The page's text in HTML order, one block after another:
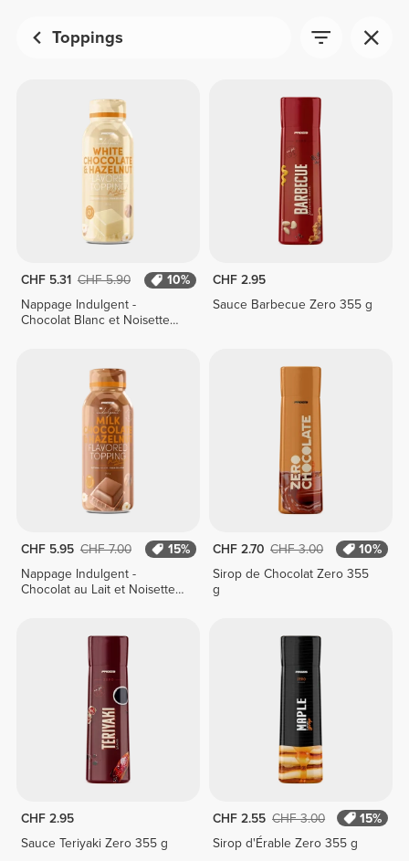
Toppings
CHF 5.31 CHF 5.90
10%
Nappage Indulgent -
Chocolat Blanc et Noisette
CHF 2.95
Sauce Barbecue Zero 355 g
CHF 5.95 CHF 7.00
15%
Nappage Indulgent -
Chocolat au Lait et Noisette
CHF 2.70 CHF 3.00
10%
Sirop de Chocolat Zero 355
g
CHF 2.95
Sauce Teriyaki Zero 355 g
CHF 2.55 CHF 3.00
15%
Sirop d'Érable Zero 355 g